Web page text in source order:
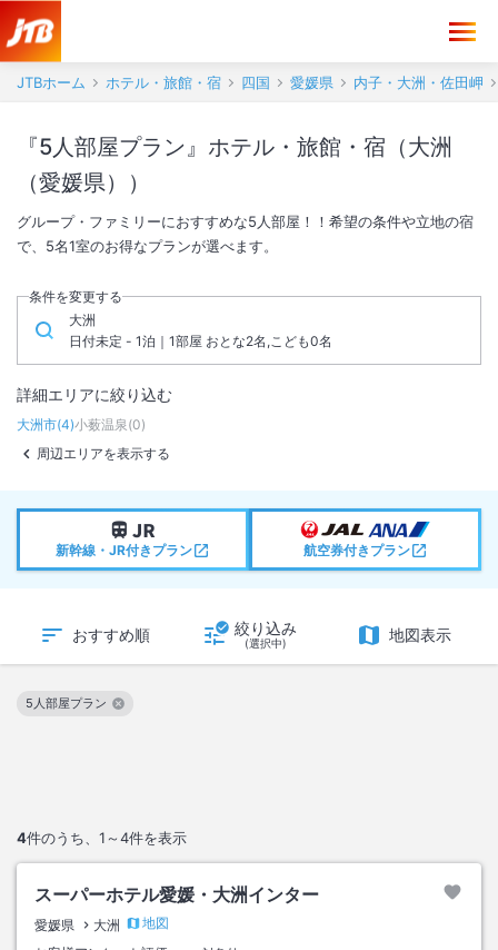
JTBホーム ホテル・旅館・宿 四国 愛媛県 内子・大洲・佐田岬
『5人部屋プラン』ホテル・旅館・宿（大洲
（愛媛県））
グループ・ファミリーにおすすめな5人部屋！！希望の条件や立地の宿
で、5名1室のお得なプランが選べます。
条件を変更する
大洲
日付未定 - 1泊｜1部屋 おとな2名,こども0名
詳細エリアに絞り込む
大洲市(4)小薮温泉(0)
周辺エリアを表示する
新幹線・JR付きプラン 航空券付きプラン
おすすめ順 絞り込み
(選択中) 地図表示
4件のうち、 1～4件を表示
5人部屋プラン
この絞り込み条件を解除
スーパーホテル愛媛・大洲インター
愛媛県 大洲
地図